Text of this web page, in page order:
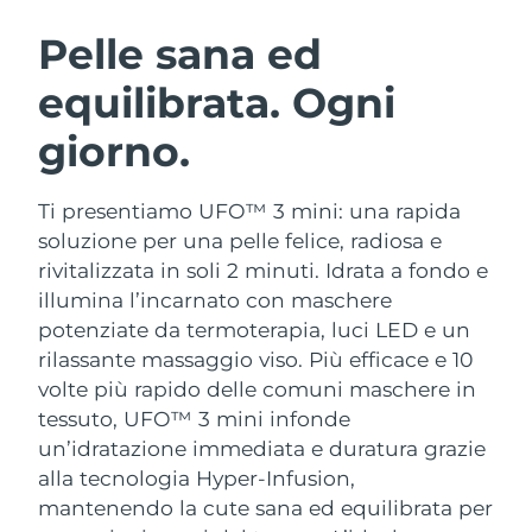
Pelle sana ed
equilibrata. Ogni
giorno.
Ti presentiamo UFO™ 3 mini: una rapida
soluzione per una pelle felice, radiosa e
rivitalizzata in soli 2 minuti. Idrata a fondo e
illumina l’incarnato con maschere
potenziate da termoterapia, luci LED e un
rilassante massaggio viso. Più efficace e 10
volte più rapido delle comuni maschere in
tessuto, UFO™ 3 mini infonde
un’idratazione immediata e duratura grazie
alla tecnologia Hyper-Infusion,
mantenendo la cute sana ed equilibrata per
Detersione viso
Anti-aging massage
LUNA™ 4 Plus
Massage, LED heating
LUNA™ 4 Men
For men, anti-aging massage
Microcurrent toning
BEAR™ 2 go
Microcurrent toning on-the-go
BEAR™ 2 eyes & lips
Microcurrent line smoothing device
Idratazione
UFO™ 3 pacchetto
Deep facial hydration
UFO™ 3 LED
Near-infrared and red light therapy
device
Igiene orale
issa™ 4
Hybrid silicone sonic toothbrush
issa™ 4 plus
Smart hybrid silicone sonic toothbrush
TRATTAMENTI ANTI-AGE FAQ™
Anti-age Trattamenti LED
NEW
Austria Consegna stimata
Bahrein Consegna stimata
Belgio
Bermuda Consegna stimata8/14/26
Bosnia ed
Erzegovina
Consegna stimata8/11/26
Brunei Consegna stimata 8/13/26
Bulgaria Consegna stimata8/8/26
Canada Consegna stimata8/12/26
Cile Consegna stimata8/12/26